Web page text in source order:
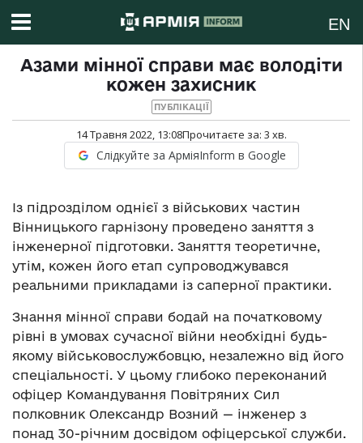
EN
Азами мінної справи має володіти
кожен захисник
ПУБЛІКАЦІЇ
14 Травня 2022, 13:08Прочитаєте за: 3 хв.
Слідкуйте за АрміяInform в Google
Із підрозділом однієї з військових частин
Вінницького гарнізону проведено заняття з
інженерної підготовки. Заняття теоретичне,
утім, кожен його етап супроводжувався
реальними прикладами із саперної практики.
Знання мінної справи бодай на початковому
рівні в умовах сучасної війни необхідні будь-
якому військовослужбовцю, незалежно від його
спеціальності. У цьому глибоко переконаний
офіцер Командування Повітряних Сил
полковник Олександр Возний — інженер з
понад 30-річним досвідом офіцерської служби.